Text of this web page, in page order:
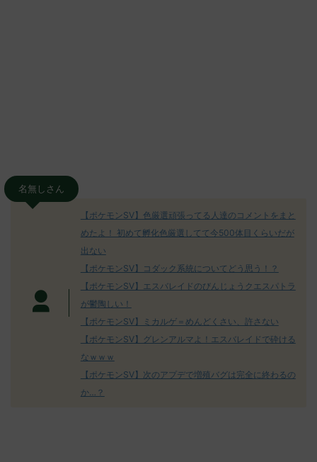
名無しさん
【ポケモンSV】色厳選頑張ってる人達のコメントをまと
めたよ！ 初めて孵化色厳選してて今500体目くらいだが
出ない
【ポケモンSV】コダック系統についてどう思う！？
【ポケモンSV】エスバレイドのびんじょうクエスパトラ
が鬱陶しい！
【ポケモンSV】ミカルゲ＝めんどくさい、許さない
【ポケモンSV】グレンアルマよ！エスバレイドで砕ける
なｗｗｗ
【ポケモンSV】次のアプデで増殖バグは完全に終わるの
か…？